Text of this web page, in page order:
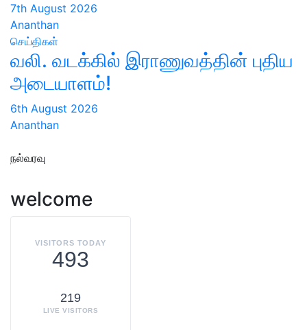
7th August 2026
Ananthan
செய்திகள்
வலி. வடக்கில் இராணுவத்தின் புதிய
அடையாளம்!
6th August 2026
Ananthan
நல்வரவு
welcome
VISITORS TODAY
493
219
LIVE VISITORS